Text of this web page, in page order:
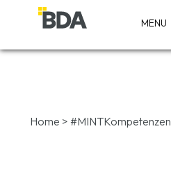
MENU
Home > #MINTKompetenzen